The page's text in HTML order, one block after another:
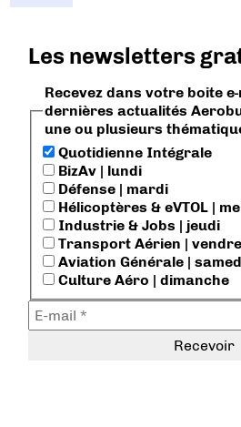
Les newsletters
Recevez dans votre boite
dernières actualités
une ou plusieurs
Quotidienne Intégrale
BizAv | lundi
Défense | mardi
Hélicoptères & eVTOL |
Industrie & Jobs | jeudi
Transport Aérien |
Aviation Générale |
Culture Aéro | dimanche